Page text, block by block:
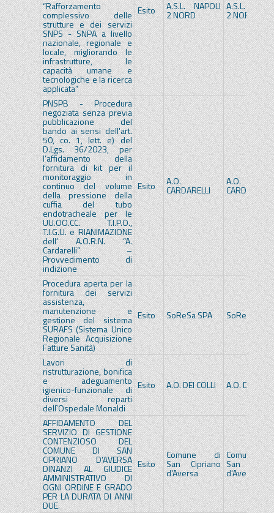
“Rafforzamento
complessivo delle
strutture e dei servizi
SNPS - SNPA a livello
nazionale, regionale e
locale, migliorando le
infrastrutture, le
capacità umane e
tecnologiche e la ricerca
applicata”
Esito A.S.L. NAPOLI
2 NORD
A.S.L.
2 NORD
PNSPB - Procedura
negoziata senza previa
pubblicazione del
bando ai sensi dell'art.
50, co. 1, lett. e) del
D.Lgs. 36/2023, per
l’affidamento della
fornitura di kit per il
monitoraggio in
continuo del volume
della pressione della
cuffia del tubo
endotracheale per le
UU.OO.CC. T.I.P.O.,
T.I.G.U. e RIANIMAZIONE
dell’ A.O.R.N. “A.
Cardarelli” –
Provvedimento di
indizione
Esito A.O.
CARDARELLI
A.O.
CARDARELLI
Procedura aperta per la
fornitura dei servizi
assistenza,
manutenzione e
gestione del sistema
SURAFS (Sistema Unico
Regionale Acquisizione
Fatture Sanità)
Esito SoReSa SPA SoReSa SPA
Lavori di
ristrutturazione, bonifica
e adeguamento
igienico-funzionale di
diversi reparti
dell`Ospedale Monaldi
Esito A.O. DEI COLLI A.O. DEI
AFFIDAMENTO DEL
SERVIZIO DI GESTIONE
CONTENZIOSO DEL
COMUNE DI SAN
CIPRIANO D'AVERSA
DINANZI AL GIUDICE
AMMINISTRATIVO DI
OGNI ORDINE E GRADO
PER LA DURATA DI ANNI
DUE.
Esito
Comune di
San Cipriano
d'Aversa
Comune
San
d'Aversa